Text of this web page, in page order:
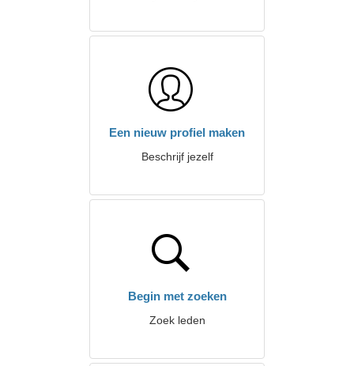
Een nieuw profiel maken
Beschrijf jezelf
Begin met zoeken
Zoek leden